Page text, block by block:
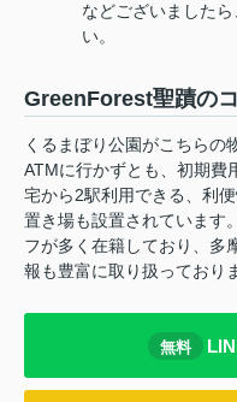
などございました
い。
GreenForest聖蹟の
くるまぼり公園がこちらの
ATMに行かずとも、初期費
宅から2駅利用できる、利
置き場も設置されています
フが多く在籍しており、多
報も豊富に取り扱っており
無料